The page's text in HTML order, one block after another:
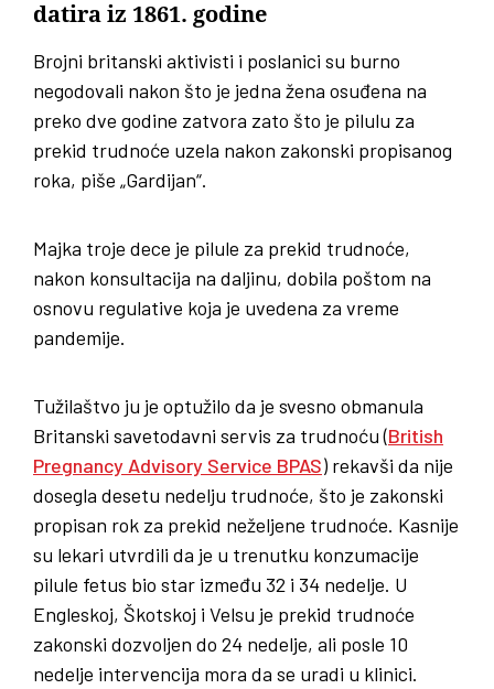
datira iz 1861. godine
Brojni britanski aktivisti i poslanici su burno
negodovali nakon što je jedna žena osuđena na
preko dve godine zatvora zato što je pilulu za
prekid trudnoće uzela nakon zakonski propisanog
roka, piše „Gardijan“.
Majka troje dece je pilule za prekid trudnoće,
nakon konsultacija na daljinu, dobila poštom na
osnovu regulative koja je uvedena za vreme
pandemije.
Tužilaštvo ju je optužilo da je svesno obmanula
Britanski savetodavni servis za trudnoću (British
Pregnancy Advisory Service BPAS) rekavši da nije
dosegla desetu nedelju trudnoće, što je zakonski
propisan rok za prekid neželjene trudnoće. Kasnije
su lekari utvrdili da je u trenutku konzumacije
pilule fetus bio star između 32 i 34 nedelje. U
Engleskoj, Škotskoj i Velsu je prekid trudnoće
zakonski dozvoljen do 24 nedelje, ali posle 10
nedelje intervencija mora da se uradi u klinici.